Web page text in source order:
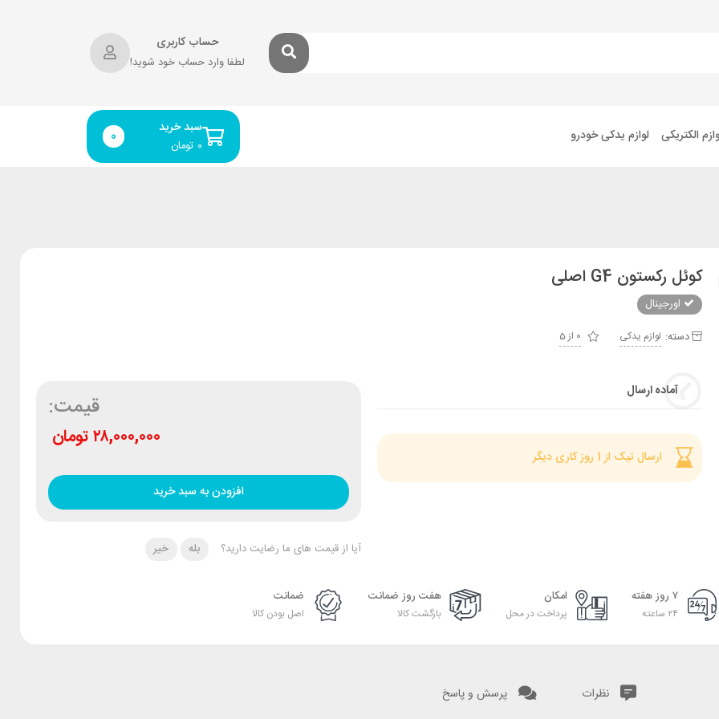
حساب کاربری
لطفا وارد حساب خود شوید!
الکتریکی لوازم یدکی خودرو سبد خرید
تومان ۰ 0
کوئل رکستون G4 اصلی
اورجینال
دسته: لوازم یدکی 0 از 5
آماده ارسال
ارسال تیک از 1 روز کاری دیگر
قیمت:
تومان۲۸,۰۰۰,۰۰۰
افزودن به سبد خرید
آیا از قیمت های ما رضایت دارید؟ بله خیر
۷ روز هفته
۲۴ ساعته
امکان
پرداخت در محل
هفت روز ضمانت
بازگشت کالا
ضمانت
اصل بودن کالا
نظرات پرسش و پاسخ